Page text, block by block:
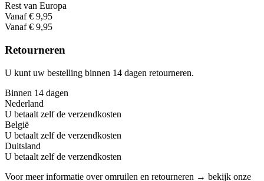
Rest van Europa
Vanaf € 9,95
Vanaf € 9,95
Retourneren
U kunt uw bestelling binnen 14 dagen retourneren.
Binnen 14 dagen
Nederland
U betaalt zelf de verzendkosten
België
U betaalt zelf de verzendkosten
Duitsland
U betaalt zelf de verzendkosten
Voor meer informatie over omruilen en retourneren → bekijk onze